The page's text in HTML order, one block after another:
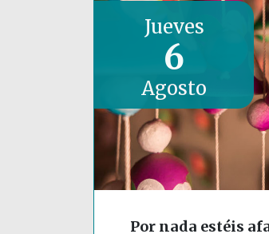
Jueves
6
Agosto
Por nada estéis